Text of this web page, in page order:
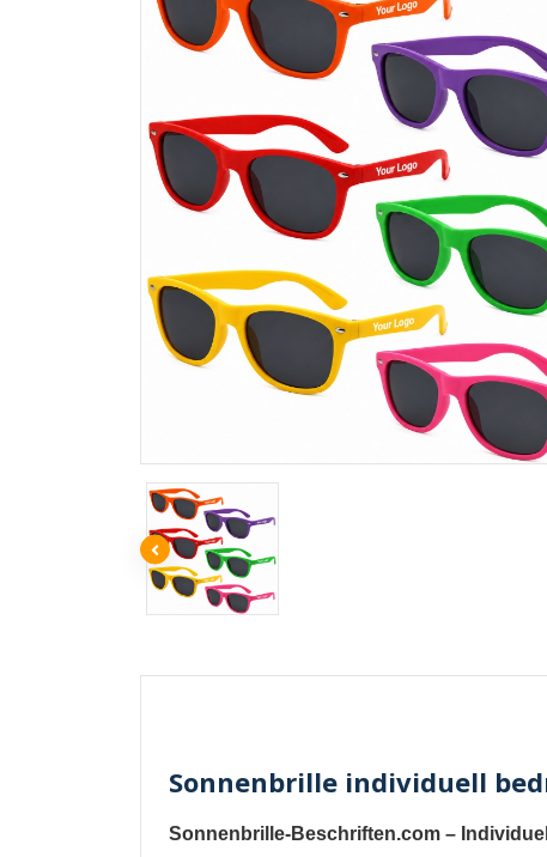
Sonnenbrille individuell
Sonnenbrille-Beschriften.com –